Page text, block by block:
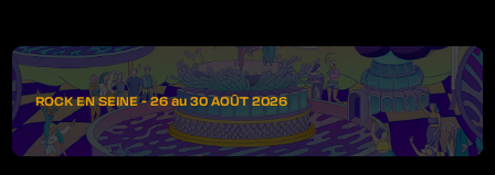
ROCK EN SEINE - 26 au 30 AOÛT 2026